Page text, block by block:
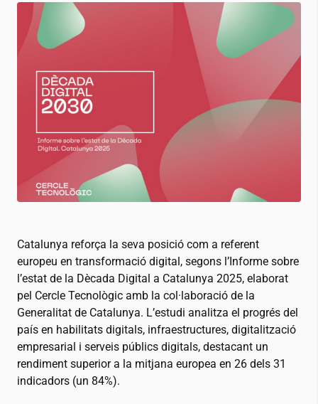
Catalunya reforça la seva posició com a referent
europeu en transformació digital, segons l’Informe sobre
l’estat de la Dècada Digital a Catalunya 2025, elaborat
pel Cercle Tecnològic amb la col·laboració de la
Generalitat de Catalunya. L’estudi analitza el progrés del
país en habilitats digitals, infraestructures, digitalització
empresarial i serveis públics digitals, destacant un
rendiment superior a la mitjana europea en 26 dels 31
indicadors (un 84%).